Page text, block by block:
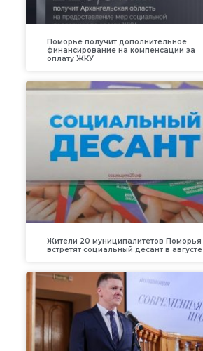
Поморье получит дополнительное
финансирование на компенсации за
оплату ЖКУ
Жители 20 муниципалитетов Поморья
встретят социальный десант в августе